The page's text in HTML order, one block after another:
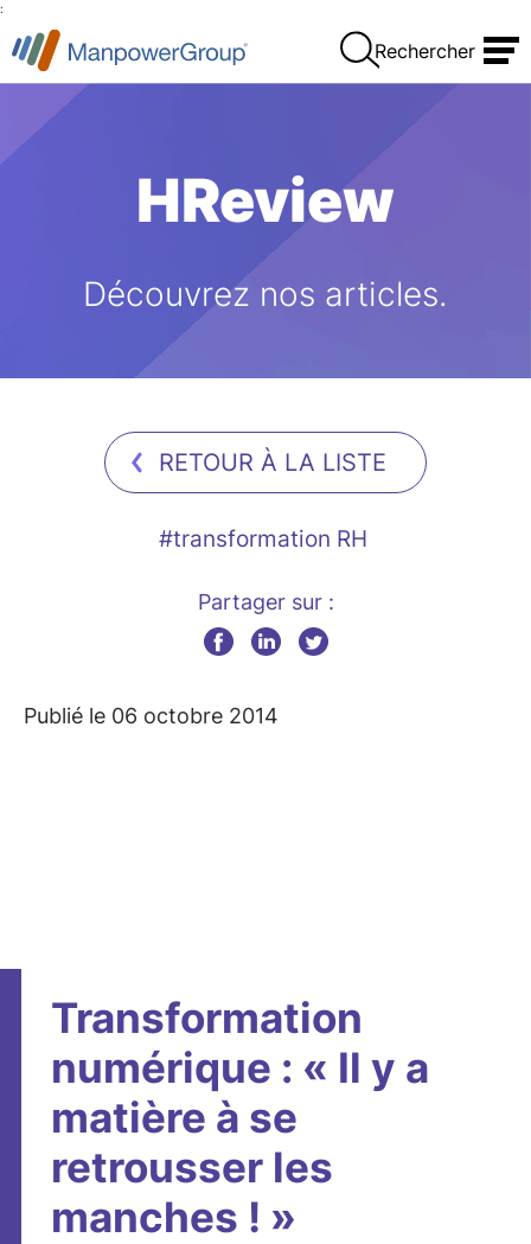
:
Rechercher
HReview
Découvrez nos articles.
RETOUR À LA LISTE
#transformation RH
Partager sur :
Publié le 06 octobre 2014
Transformation
numérique : « Il y a
matière à se
retrousser les
manches ! »